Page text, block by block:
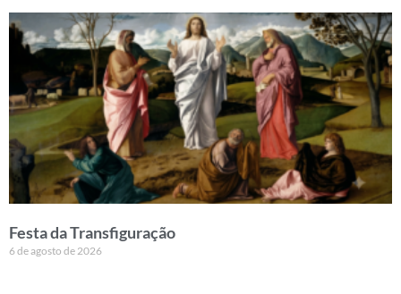
Festa da Transfiguração
6 de agosto de 2026